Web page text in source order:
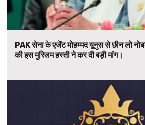
PAK सेना के एजेंट मोहम्मद यूनुस से छीन लो
की इस मुस्लिम हस्ती ने कर दी बड़ी मांग।